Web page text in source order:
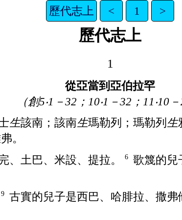
歷代志上 < 1 >
歷代志上
1
從亞當到亞伯拉罕
（創5‧1－32；10‧1－32；11‧10－
生該南 ； 該南生瑪勒列 ； 瑪勒列 生
。
、 土巴、 米設、 提拉。 6 歌篾的兒
9 古實的兒子是西巴、 哈腓拉、 撒弗